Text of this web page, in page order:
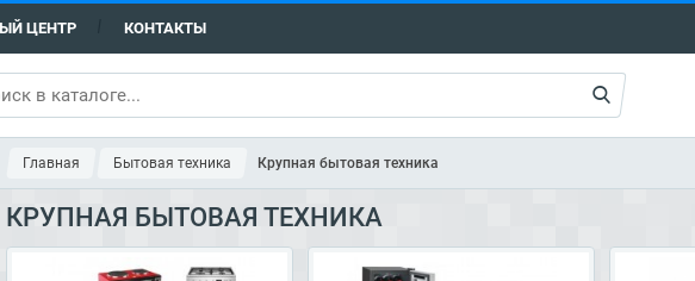
ЦЕНТР КОНТАКТЫ
Главная Бытовая техника Крупная бытовая техника
КРУПНАЯ БЫТОВАЯ ТЕХНИКА